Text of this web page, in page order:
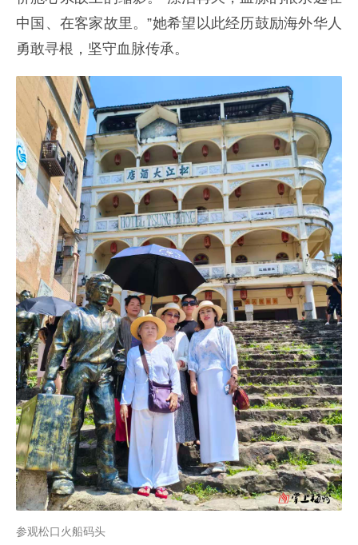
中国、在客家故里。”她希望以此经历鼓励海外华人
勇敢寻根，坚守血脉传承。
参观松口火船码头